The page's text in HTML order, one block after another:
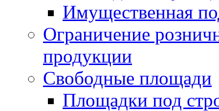
Имущественная
Ограничение
продукции
Свободные площади
Площадки под